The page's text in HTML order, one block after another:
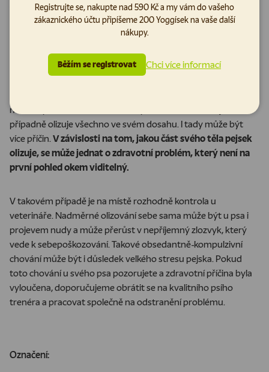
tkání, zároveň však mohou být zdrojem škodlivých bakterií,
které mohou být problémem zejména pro lidi s oslabeným
A co když pes olizuje sám sebe?
můžete pozorovat i to, že se váš pes nadměrně olizuje, nebo
případně olizuje všechno ve svém dosahu. I tady může být
více příčin. V závislosti na tom, jakou část svého těla pejsek
olizuje, se může jednat o zdravotní problém, který není na
první pohled okem viditelný.
V takovém případě je na místě rozhodně kontrola u
veterináře. Nadměrné olizování sebe sama může být u psa i
projevem nudy a může přerůst v nepříjemný zlozvyk, který
vede k sebepoškozování. Takové obsedantně-kompulzivní
chování může být i důsledek velkého stresu pejska. Pokud
toto chování u svého psa pozorujete a zdravotní příčina byla
vyloučena, doporučujeme obrátit se na kvalitního psího
trenéra a pracovat společně na odstranění problému.
Označení:
Registrujte se, nakupte nad 590 Kč a my vám do vašeho
zákaznického účtu připíšeme 200 Yoggísek na vaše další
nákupy.
Běžím se registrovat Chci více informací